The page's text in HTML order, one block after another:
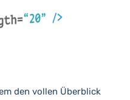
den vollen Überblick